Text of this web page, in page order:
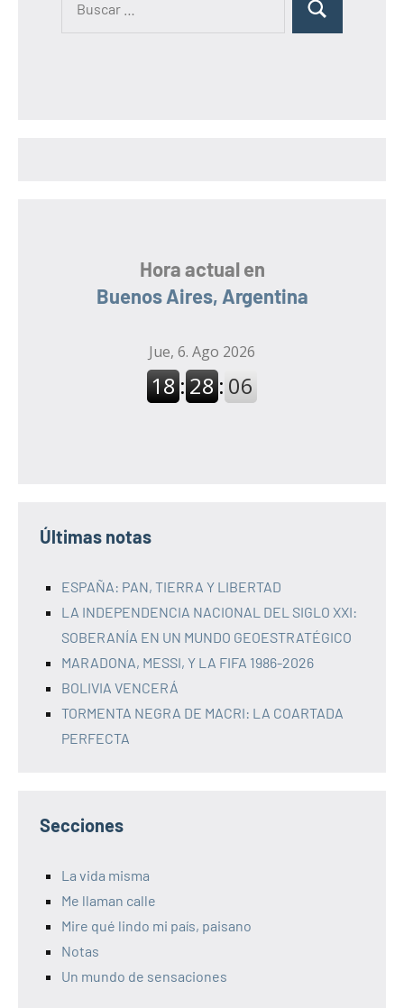
B
Hora actual en
Buenos Aires, Argentina
Últimas notas
ESPAÑA: PAN, TIERRA Y LIBERTAD
LA INDEPENDENCIA NACIONAL DEL SIGLO XXI:
SOBERANÍA EN UN MUNDO GEOESTRATÉGICO
MARADONA, MESSI, Y LA FIFA 1986-2026
BOLIVIA VENCERÁ
TORMENTA NEGRA DE MACRI: LA COARTADA
PERFECTA
Secciones
La vida misma
Me llaman calle
Mire qué lindo mi país, paisano
Notas
Un mundo de sensaciones